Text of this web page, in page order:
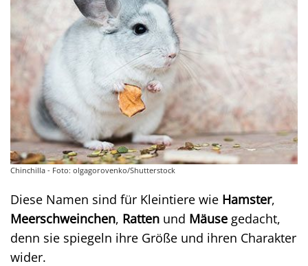
Chinchilla - Foto: olgagorovenko/Shutterstock
Diese Namen sind für Kleintiere wie Hamster,
Meerschweinchen, Ratten und Mäuse gedacht,
denn sie spiegeln ihre Größe und ihren Charakter
wider.